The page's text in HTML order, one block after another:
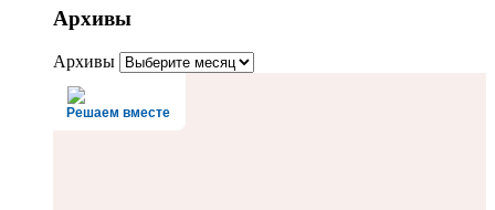
Архивы
Архивы
Решаем вместе